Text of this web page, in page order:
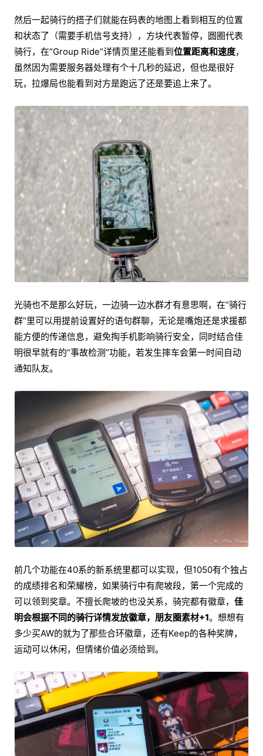
然后一起骑行的搭子们就能在码表的地图上看到相互的位置
和状态了（需要手机信号支持），方块代表暂停，圆圈代表
骑行，在“Group Ride”详情页里还能看到 位置距离和速度，
虽然因为需要服务器处理有个十几秒的延迟，但也是很好
玩，拉爆局也能看到对方是跑远了还是要追上来了。
光骑也不是那么好玩，一边骑一边水群才有意思啊，在“骑行
群”里可以用提前设置好的语句群聊，无论是嘴炮还是求援都
能方便的传递信息，避免掏手机影响骑行安全，同时结合佳
明很早就有的“事故检测”功能，若发生摔车会第一时间自动
通知队友。
前几个功能在40系的新系统里都可以实现，但1050有个独占
的成绩排名和荣耀榜，如果骑行中有爬坡段，第一个完成的
可以领到奖章。不擅长爬坡的也没关系，骑完都有徽章， 佳
明会根据不同的骑行详情发放徽章，朋友圈素材+1。想想有
多少买AW的就为了那些合环徽章，还有Keep的各种奖牌，
运动可以休闲，但情绪价值必须给到。